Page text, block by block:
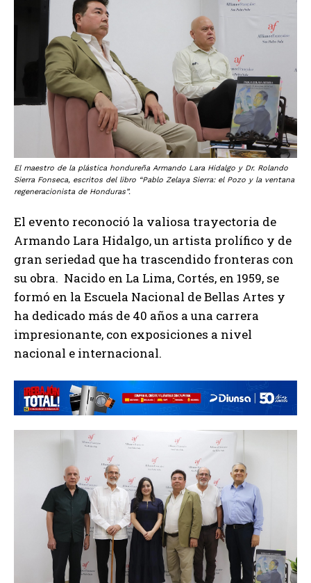
El maestro de la plástica hondureña Armando Lara Hidalgo y Dr. Rolando
Sierra Fonseca, escritos del libro “Pablo Zelaya Sierra: el Pozo y la ventana
regeneracionista de Honduras”.
El evento reconoció la valiosa trayectoria de
Armando Lara Hidalgo, un artista prolífico y de
gran seriedad que ha trascendido fronteras con
su obra. Nacido en La Lima, Cortés, en 1959, se
formó en la Escuela Nacional de Bellas Artes y
ha dedicado más de 40 años a una carrera
impresionante, con exposiciones a nivel
nacional e internacional.